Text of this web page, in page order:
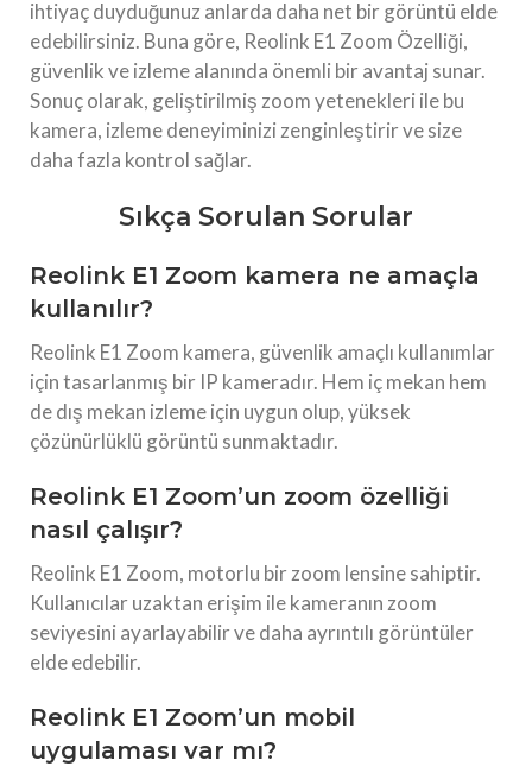
ihtiyaç duyduğunuz anlarda daha net bir görüntü elde
edebilirsiniz. Buna göre, Reolink E1 Zoom Özelliği,
güvenlik ve izleme alanında önemli bir avantaj sunar.
Sonuç olarak, geliştirilmiş zoom yetenekleri ile bu
kamera, izleme deneyiminizi zenginleştirir ve size
daha fazla kontrol sağlar.
Sıkça Sorulan Sorular
Reolink E1 Zoom kamera ne amaçla
kullanılır?
Reolink E1 Zoom kamera, güvenlik amaçlı kullanımlar
için tasarlanmış bir IP kameradır. Hem iç mekan hem
de dış mekan izleme için uygun olup, yüksek
çözünürlüklü görüntü sunmaktadır.
Reolink E1 Zoom’un zoom özelliği
nasıl çalışır?
Reolink E1 Zoom, motorlu bir zoom lensine sahiptir.
Kullanıcılar uzaktan erişim ile kameranın zoom
seviyesini ayarlayabilir ve daha ayrıntılı görüntüler
elde edebilir.
Reolink E1 Zoom’un mobil
uygulaması var mı?